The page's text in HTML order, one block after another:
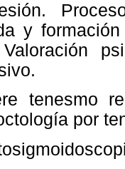
y
tenesmo
por